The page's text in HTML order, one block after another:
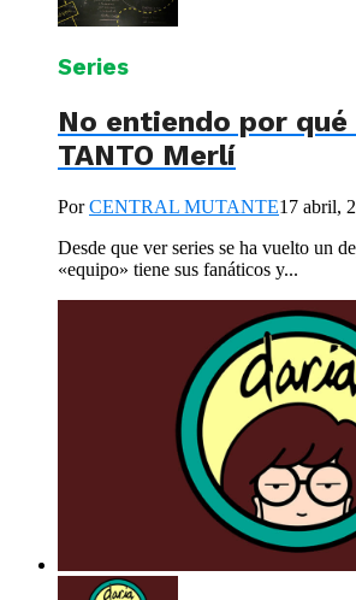
Series
No entiendo por
TANTO Merlí
PorCENTRAL MUTANTE17 abril,
Desde que ver series se ha vuelto un
«equipo» tiene sus fanáticos y...